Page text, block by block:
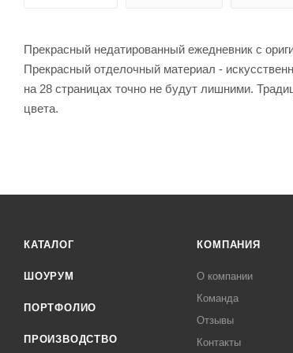
Прекрасный недатированный ежедневник с
Прекрасный отделочный материал -
на 28 страницах точно не будут лишними.
цвета.
КАТАЛОГ
ШОУРУМ
ПОРТФОЛИО
ПРОИЗВОДСТВО
КОМПАНИЯ
О компании
Команда
Отзывы
Контакты